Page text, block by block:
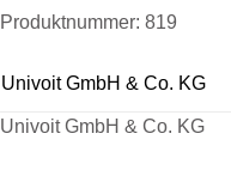
Produktnummer: 819
Univoit GmbH & Co. KG
Univoit GmbH & Co. KG